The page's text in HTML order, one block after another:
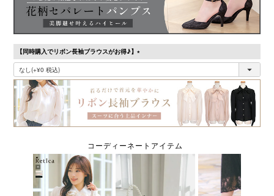
【同時購入でリボン長袖ブラウスがお得♪】
(必